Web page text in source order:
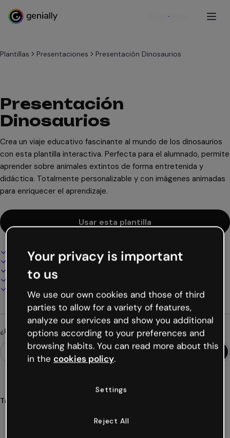
Regístrate
Plantillas Presentaciones Presentación Dinosaurios
Presentación
Dinosaurios
Crea un viaje educativo fascinante al mundo de los dinosaurios
con esta plantilla interactiva. Perfecta para el alumnado, permite
aprender sobre animales extintos de forma entretenida y
didáctica. Totalmente personalizable y con imágenes animadas
para enriquecer el aprendizaje.
Usar esta plantilla
Diseño interactivo y animado
100% personalizable
Añade audio, vídeo y multimedia
Presenta, comparte o publica online
Descarga en PDF, MP4 y otros formatos
¿Buscas algo diferente?
Tags
Ver más (43)
Your privacy is important
to us
We use our own cookies and those of third
parties to allow for a variety of features,
analyze our services and show you additional
options according to your preferences and
browsing habits. You can read more about this
in the cookies policy.
Settings
Reject All